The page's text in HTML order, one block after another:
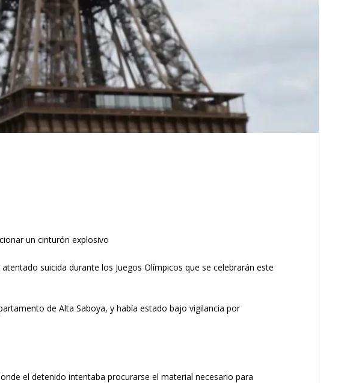
un cinturón explosivo
suicida durante los Juegos Olímpicos que se celebrarán este
de Alta Saboya, y había estado bajo vigilancia por
el detenido intentaba procurarse el material necesario para